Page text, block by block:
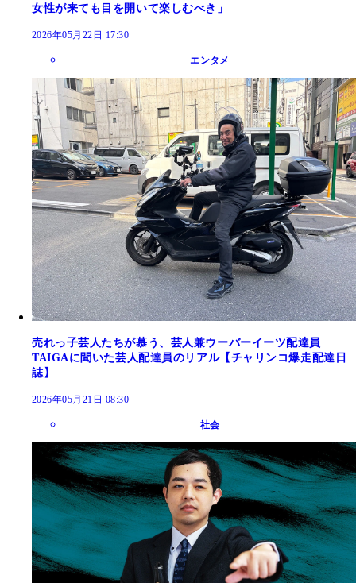
女性が来ても目を開いて楽しむべき」
2026年05月22日 17:30
エンタメ
売れっ子芸人たちが慕う、芸人兼ウーバーイーツ配達員
TAIGAに聞いた芸人配達員のリアル【チャリンコ爆走配達日
誌】
2026年05月21日 08:30
社会